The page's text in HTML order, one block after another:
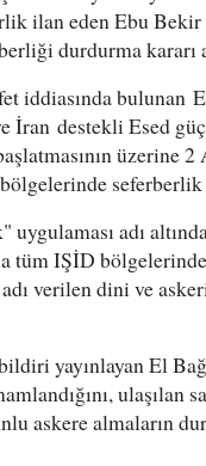
ilan eden Ebu
durdurma kararı
iddiasında bulunan
İran destekli Esed
üzerine
adı
tüm IŞİD
verilen dini ve
yayınlayan El
ulaşılan
askere almaların